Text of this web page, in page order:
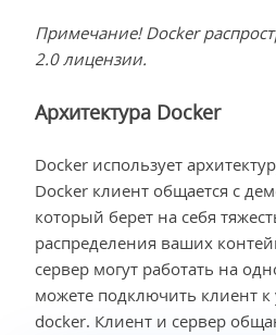
Примечание! Docker
2.0 лицензии.
Архитектура Docker
Docker использует
Docker клиент общается с
который берет на себя
распределения ваших
сервер могут работать на
можете подключить клиент
docker. Клиент и сервер